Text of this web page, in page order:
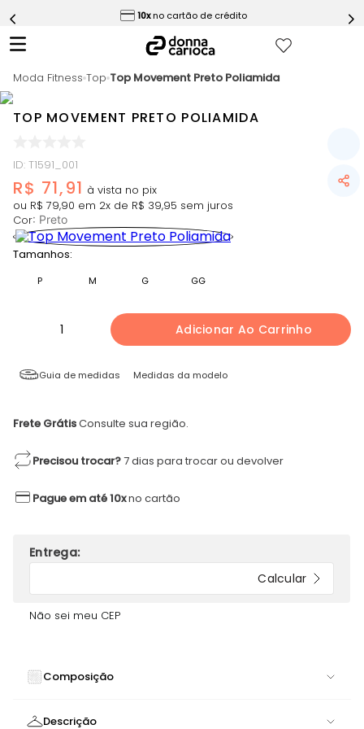
10x no cartão de crédito
Moda Fitness Top Top Movement Preto Poliamida
TOP MOVEMENT PRETO POLIAMIDA
ID: T1591_001
R$ 71,91
ou R$ 79,90 em 2x de R$ 39,95 sem juros
Cor: Preto
Tamanhos:
P M G GG
1 Adicionar Ao Carrinho
Guia de medidas Medidas da modelo
Frete GrátisConsulte sua região.
Precisou trocar?7 dias para trocar ou devolver
Pague em até 10xno cartão
Não sei meu CEP
Composição
Descrição
7º Challenge Azul
10ºMacaquinho